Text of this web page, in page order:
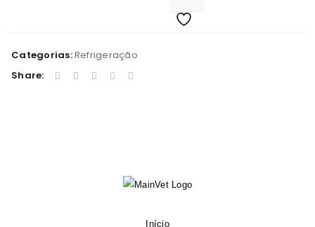
Categorias:Refrigeração
Share:
Início